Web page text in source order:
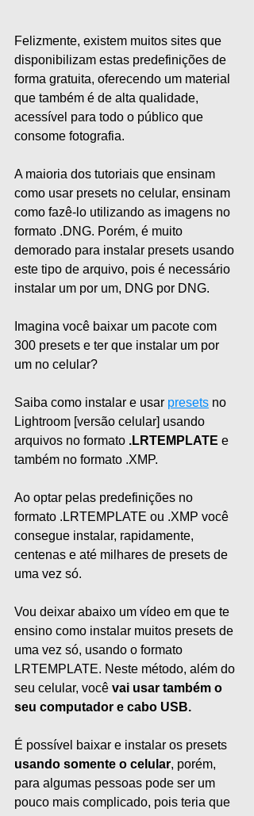
Felizmente, existem muitos sites que
disponibilizam estas predefinições de
forma gratuita, oferecendo um material
que também é de alta qualidade,
acessível para todo o público que
consome fotografia.
A maioria dos tutoriais que ensinam
como usar presets no celular, ensinam
como fazê-lo utilizando as imagens no
formato .DNG. Porém, é muito
demorado para instalar presets usando
este tipo de arquivo, pois é necessário
instalar um por um, DNG por DNG.
Imagina você baixar um pacote com
300 presets e ter que instalar um por
um no celular?
Saiba como instalar e usar presets no
Lightroom [versão celular] usando
arquivos no formato .LRTEMPLATE e
também no formato .XMP.
Ao optar pelas predefinições no
formato .LRTEMPLATE ou .XMP você
consegue instalar, rapidamente,
centenas e até milhares de presets de
uma vez só.
Vou deixar abaixo um vídeo em que te
ensino como instalar muitos presets de
uma vez só, usando o formato
LRTEMPLATE. Neste método, além do
seu celular, você vai usar também o
seu computador e cabo USB.
É possível baixar e instalar os presets
usando somente o celular, porém,
para algumas pessoas pode ser um
pouco mais complicado, pois teria que